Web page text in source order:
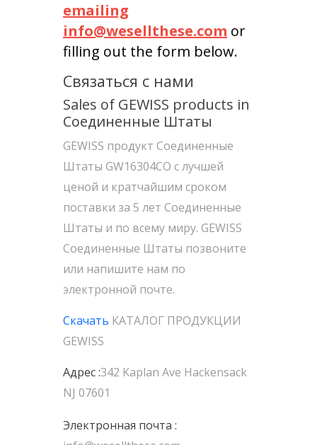
emailing
info@wesellthese.com or
filling out the form below.
Связаться с нами
Sales of GEWISS products in
Соединенные Штаты
GEWISS продукт Соединенные
Штаты GW16304CO с лучшей
ценой и кратчайшим сроком
поставки за 5 лет Соединенные
Штаты и по всему миру. GEWISS
Соединенные Штаты позвоните
или напишите нам по
электронной почте.
Скачать КАТАЛОГ ПРОДУКЦИИ
GEWISS
Адрес :342 Kaplan Ave Hackensack
NJ 07601
Электронная почта :